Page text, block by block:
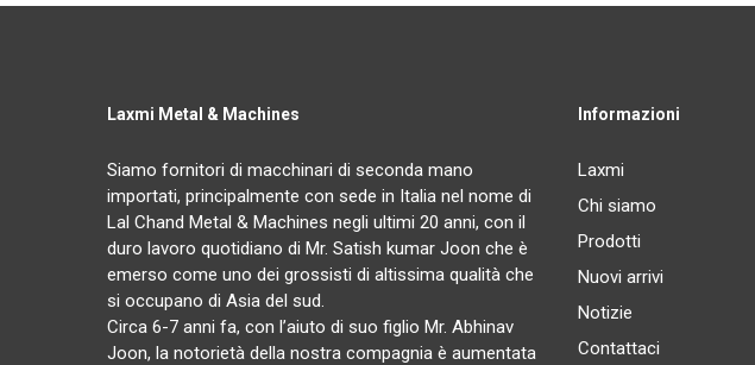
Laxmi Metal & Machines
Siamo fornitori di macchinari di seconda mano
importati, principalmente con sede in Italia nel nome di
Lal Chand Metal & Machines negli ultimi 20 anni, con il
duro lavoro quotidiano di Mr. Satish kumar Joon che è
emerso come uno dei grossisti di altissima qualità che
si occupano di Asia del sud.
Circa 6-7 anni fa, con l’aiuto di suo figlio Mr. Abhinav
Joon, la notorietà della nostra compagnia è aumentata
Informazioni
Laxmi
Chi siamo
Prodotti
Nuovi arrivi
Notizie
Contattaci